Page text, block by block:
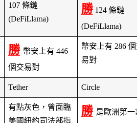
107 條鏈
(DeFiLlama)
勝 124 條鏈
(DeFiLlama)
勝 幣安上有 446
個交易對
幣安上有 286
易對
Tether Circle
有點灰色，曾面臨
美國紐約司法部指
勝 是歐洲第一